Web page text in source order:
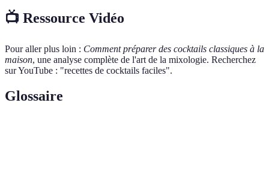
📺 Ressource Vidéo
Pour aller plus loin : Comment préparer des cocktails classiques à la
maison, une analyse complète de l'art de la mixologie. Recherchez
sur YouTube : "recettes de cocktails faciles".
Glossaire